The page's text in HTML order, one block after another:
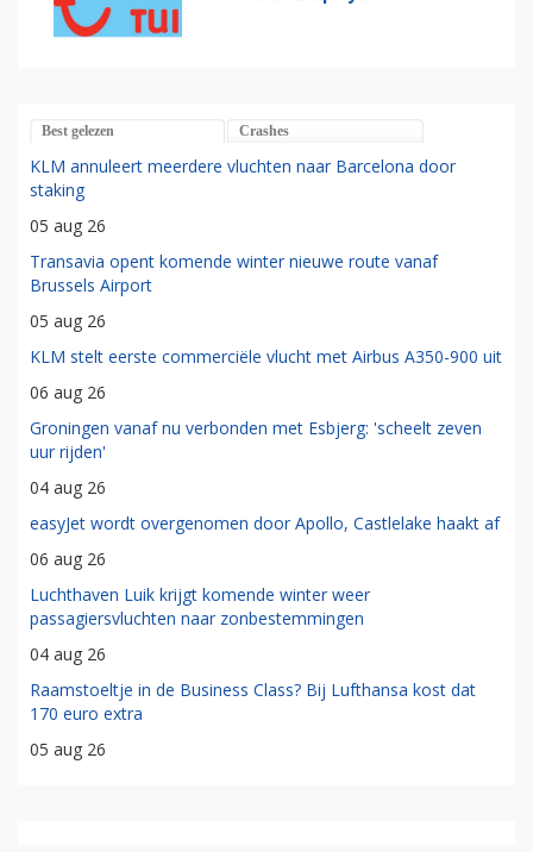
Best gelezen Crashes
KLM annuleert meerdere vluchten naar Barcelona door
staking
05 aug 26
Transavia opent komende winter nieuwe route vanaf
Brussels Airport
05 aug 26
KLM stelt eerste commerciële vlucht met Airbus A350-900 uit
06 aug 26
Groningen vanaf nu verbonden met Esbjerg: 'scheelt zeven
uur rijden'
04 aug 26
easyJet wordt overgenomen door Apollo, Castlelake haakt af
06 aug 26
Luchthaven Luik krijgt komende winter weer
passagiersvluchten naar zonbestemmingen
04 aug 26
Raamstoeltje in de Business Class? Bij Lufthansa kost dat
170 euro extra
05 aug 26